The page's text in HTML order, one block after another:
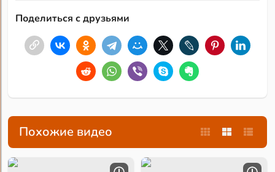
Поделиться с друзьями
Похожие видео